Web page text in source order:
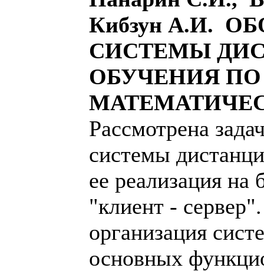
Кибзун А.И.
СИСТЕМЫ
ОБУЧЕНИЯ ПО
Рассмотрена
системы
ее реализация на
"клиент -
организация
основных